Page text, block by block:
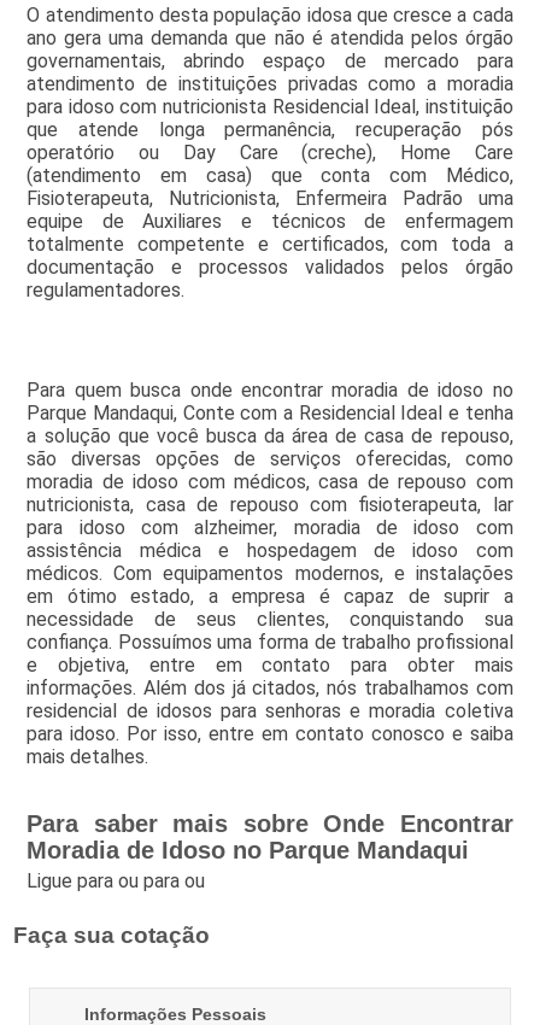
O atendimento desta população idosa que cresce a cada
ano gera uma demanda que não é atendida pelos órgão
governamentais, abrindo espaço de mercado para
atendimento de instituições privadas como a moradia
para idoso com nutricionista Residencial Ideal, instituição
que atende longa permanência, recuperação pós
operatório ou Day Care (creche), Home Care
(atendimento em casa) que conta com Médico,
Fisioterapeuta, Nutricionista, Enfermeira Padrão uma
equipe de Auxiliares e técnicos de enfermagem
totalmente competente e certificados, com toda a
documentação e processos validados pelos órgão
regulamentadores.
Para quem busca onde encontrar moradia de idoso no
Parque Mandaqui, Conte com a Residencial Ideal e tenha
a solução que você busca da área de casa de repouso,
são diversas opções de serviços oferecidas, como
moradia de idoso com médicos, casa de repouso com
nutricionista, casa de repouso com fisioterapeuta, lar
para idoso com alzheimer, moradia de idoso com
assistência médica e hospedagem de idoso com
médicos. Com equipamentos modernos, e instalações
em ótimo estado, a empresa é capaz de suprir a
necessidade de seus clientes, conquistando sua
confiança. Possuímos uma forma de trabalho profissional
e objetiva, entre em contato para obter mais
informações. Além dos já citados, nós trabalhamos com
residencial de idosos para senhoras e moradia coletiva
para idoso. Por isso, entre em contato conosco e saiba
mais detalhes.
Para saber mais sobre Onde Encontrar
Moradia de Idoso no Parque Mandaqui
Ligue paraou paraou
Faça sua cotação
Informações Pessoais